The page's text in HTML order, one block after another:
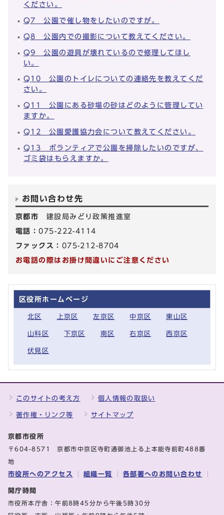
ください。
Q7 公園で催し物をしたいのですが。
Q8 公園内での撮影について教えてください。
Q9 公園の遊具が壊れているので修理してほし
い。
Q10 公園のトイレについての連絡先を教えてくだ
さい。
Q11 公園にある砂場の砂はどのように管理してい
ますか。
Q12 公園愛護協力会について教えてください。
Q13 ボランティアで公園を掃除したいのですが、
ゴミ袋はもらえますか。
お問い合わせ先
京都市 建設局みどり政策推進室
電話：075-222-4114
ファックス： 075-212-8704
お電話の際はお掛け間違いにご注意ください
区役所ホームページ
北区 上京区 左京区 中京区 東山区
山科区 下京区 南区 右京区 西京区
伏見区
このサイトの考え方 個人情報の取扱い
著作権・リンク等 サイトマップ
京都市役所
〒604-8571 京都市中京区寺町通御池上る上本能寺前町488番
地
市役所へのアクセス 組織一覧 各部署へのお問い合わせ
開庁時間
市役所本庁舎：午前8時45分から午後5時30分